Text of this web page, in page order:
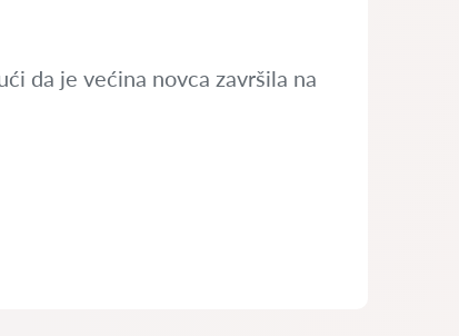
da je većina novca završila na